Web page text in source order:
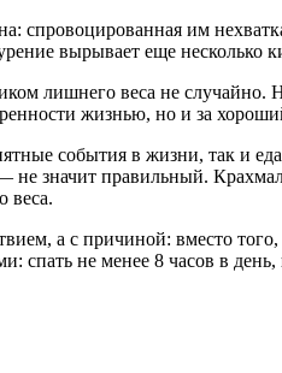
спровоцированная им
вырывает еще несколько
лишнего веса не
жизнью, но и за
события в жизни, так и
значит правильный.
веса.
а с причиной: вместо
спать не менее 8 часов в